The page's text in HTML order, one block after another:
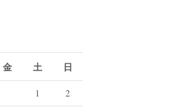
金 土 日
1
2